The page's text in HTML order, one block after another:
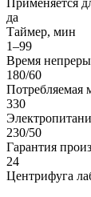
да
Таймер, мин
1–99
Время
180/60
Потребляемая
330
230/50
Гарантия
24
Центрифуга